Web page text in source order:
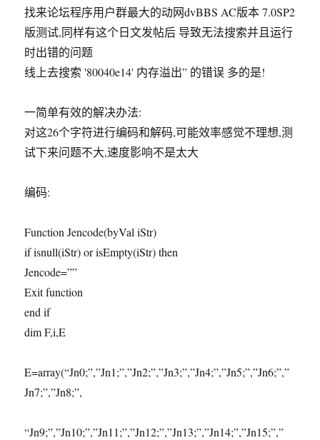
找来论坛程序用户群最大的动网dvBBS AC版本 7.0SP2
版测试,同样有这个日文发帖后 导致无法搜索并且运行
时出错的问题
线上去搜索 '80040e14' 内存溢出” 的错误 多的是!
一简单有效的解决办法:
对这26个字符进行编码和解码,可能效率感觉不理想,测
试下来问题不大,速度影响不是太大
编码:
Function Jencode(byVal iStr)
if isnull(iStr) or isEmpty(iStr) then
Jencode=””
Exit function
end if
dim F,i,E
E=array(“Jn0;”,”Jn1;”,”Jn2;”,”Jn3;”,”Jn4;”,”Jn5;”,”Jn6;”,”
Jn7;”,”Jn8;”,
“Jn9;”,”Jn10;”,”Jn11;”,”Jn12;”,”Jn13;”,”Jn14;”,”Jn15;”,”